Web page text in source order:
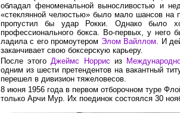
обладал феноменальной выносливостью и
«стеклянной челюстью» было мало шансов на
пропустил бы удар Рокки. Однако было
профессионального бокса. Во-первых, у него
ладила с его промоутером Элом Вайллом. И
заканчивает свою боксерскую карьеру.
После этогоДжеймс Норрис из
одним из шести претендентов на вакантный
перешел в дивизион тяжеловесов.
8 июня 1956 года в первом отборочном туре
только Арчи Мур. Их поединок состоялся 30